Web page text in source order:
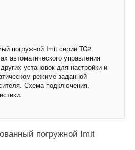
погружной Imit серии TC2
автоматического управления
установок для настройки и
режиме заданной
Схема подключения.
погружной Imit